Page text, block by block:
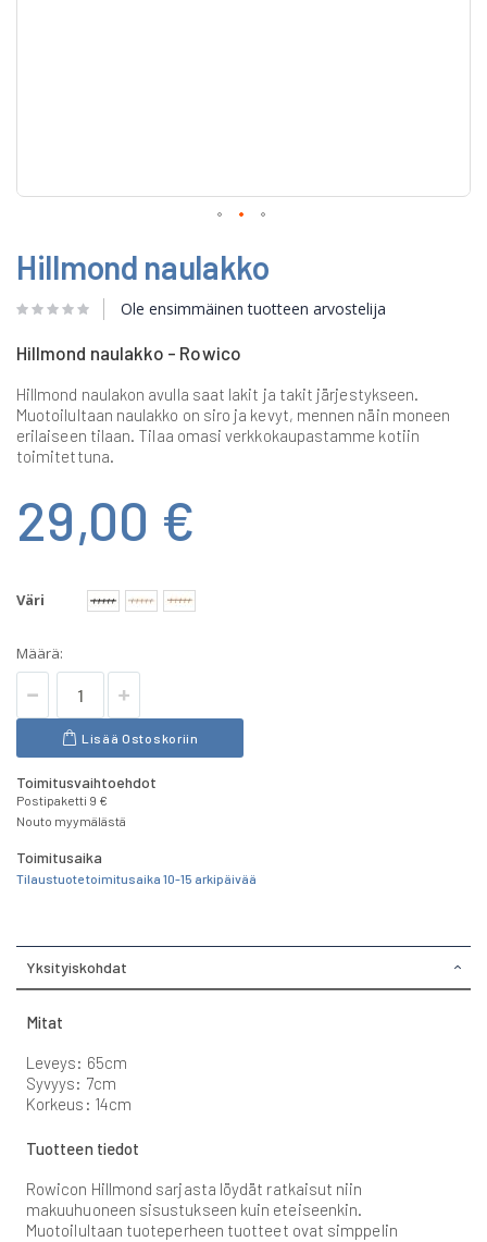
to
the
beginning
of
images
Hillmond naulakko
Ole ensimmäinen tuotteen arvostelija
Hillmond naulakko - Rowico
Hillmond naulakon avulla saat lakit ja takit järjestykseen.
Muotoilultaan naulakko on siro ja kevyt, mennen näin moneen
erilaiseen tilaan. Tilaa omasi verkkokaupastamme kotiin
toimitettuna.
29,00 €
Väri
Määrä:
Lisää Ostoskoriin
Toimitusvaihtoehdot
Postipaketti 9 €
Nouto myymälästä
Toimitusaika
Tilaustuote toimitusaika 10-15 arkipäivää
Yksityiskohdat
Mitat
Leveys: 65cm
Syvyys: 7cm
Korkeus: 14cm
Tuotteen tiedot
Rowicon Hillmond sarjasta löydät ratkaisut niin
makuuhuoneen sisustukseen kuin eteiseenkin.
Muotoilultaan tuoteperheen tuotteet ovat simppelin